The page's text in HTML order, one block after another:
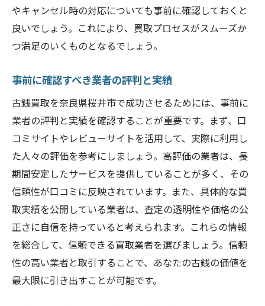
やキャンセル時の対応についても事前に確認しておくと
良いでしょう。これにより、買取プロセスがスムーズか
つ満足のいくものとなるでしょう。
事前に確認すべき業者の評判と実績
古銭買取を奈良県桜井市で成功させるためには、事前に
業者の評判と実績を確認することが重要です。まず、口
コミサイトやレビューサイトを活用して、実際に利用し
た人々の評価を参考にしましょう。高評価の業者は、長
期間安定したサービスを提供していることが多く、その
信頼性が口コミに反映されています。また、具体的な買
取実績を公開している業者は、査定の透明性や価格の公
正さに自信を持っていると考えられます。これらの情報
を総合して、信頼できる買取業者を選びましょう。信頼
性の高い業者と取引することで、あなたの古銭の価値を
最大限に引き出すことが可能です。